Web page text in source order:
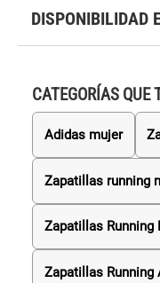
DISPONIBILIDAD
CATEGORÍAS QUE
Adidas mujer
Zapatillas running
Zapatillas Running
Zapatillas Running